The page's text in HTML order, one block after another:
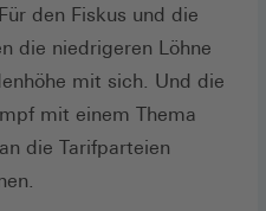
den Fiskus und die
die niedrigeren Löhne
mit sich. Und die
mit einem Thema
die Tarifparteien